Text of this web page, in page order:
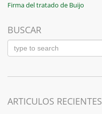
Navegación
de
entradas
Previous
Firma del tratado de Buijo
BUSCAR
ARTICULOS RECIENTES